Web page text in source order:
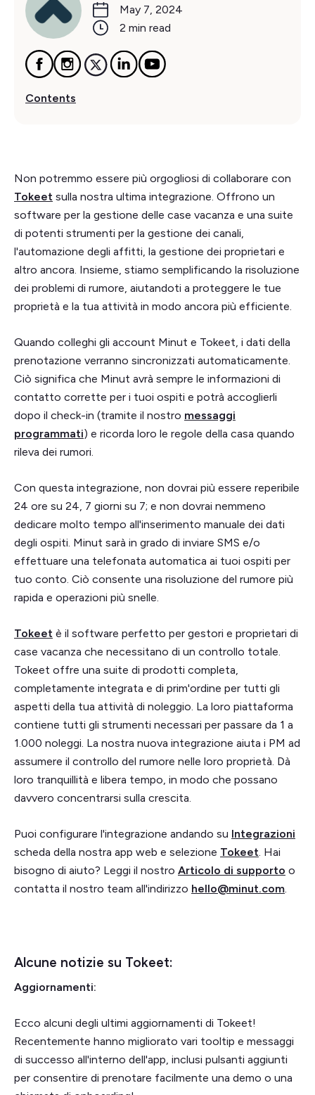
May 7, 2024
2 min read
Contents
Non potremmo essere più orgogliosi di collaborare con
Tokeet sulla nostra ultima integrazione. Offrono un
software per la gestione delle case vacanza e una suite
di potenti strumenti per la gestione dei canali,
l'automazione degli affitti, la gestione dei proprietari e
altro ancora. Insieme, stiamo semplificando la risoluzione
dei problemi di rumore, aiutandoti a proteggere le tue
proprietà e la tua attività in modo ancora più efficiente.
Quando colleghi gli account Minut e Tokeet, i dati della
prenotazione verranno sincronizzati automaticamente.
Ciò significa che Minut avrà sempre le informazioni di
contatto corrette per i tuoi ospiti e potrà accoglierli
dopo il check-in (tramite il nostro messaggi
programmati) e ricorda loro le regole della casa quando
rileva dei rumori.
Con questa integrazione, non dovrai più essere reperibile
24 ore su 24, 7 giorni su 7; e non dovrai nemmeno
dedicare molto tempo all'inserimento manuale dei dati
degli ospiti. Minut sarà in grado di inviare SMS e/o
effettuare una telefonata automatica ai tuoi ospiti per
tuo conto. Ciò consente una risoluzione del rumore più
rapida e operazioni più snelle.
Tokeet è il software perfetto per gestori e proprietari di
case vacanza che necessitano di un controllo totale.
Tokeet offre una suite di prodotti completa,
completamente integrata e di prim'ordine per tutti gli
aspetti della tua attività di noleggio. La loro piattaforma
contiene tutti gli strumenti necessari per passare da 1 a
1.000 noleggi. La nostra nuova integrazione aiuta i PM ad
assumere il controllo del rumore nelle loro proprietà. Dà
loro tranquillità e libera tempo, in modo che possano
davvero concentrarsi sulla crescita.
Puoi configurare l'integrazione andando su Integrazioni
scheda della nostra app web e selezione Tokeet . Hai
bisogno di aiuto? Leggi il nostro Articolo di supporto o
contatta il nostro team all'indirizzo hello@minut.com
Alcune notizie su Tokeet:
Aggiornamenti:
Ecco alcuni degli ultimi aggiornamenti di Tokeet!
Recentemente hanno migliorato vari tooltip e messaggi
di successo all'interno dell'app, inclusi pulsanti aggiunti
per consentire di prenotare facilmente una demo o una